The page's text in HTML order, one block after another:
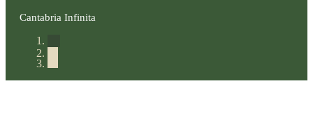
Cantabria Infinita